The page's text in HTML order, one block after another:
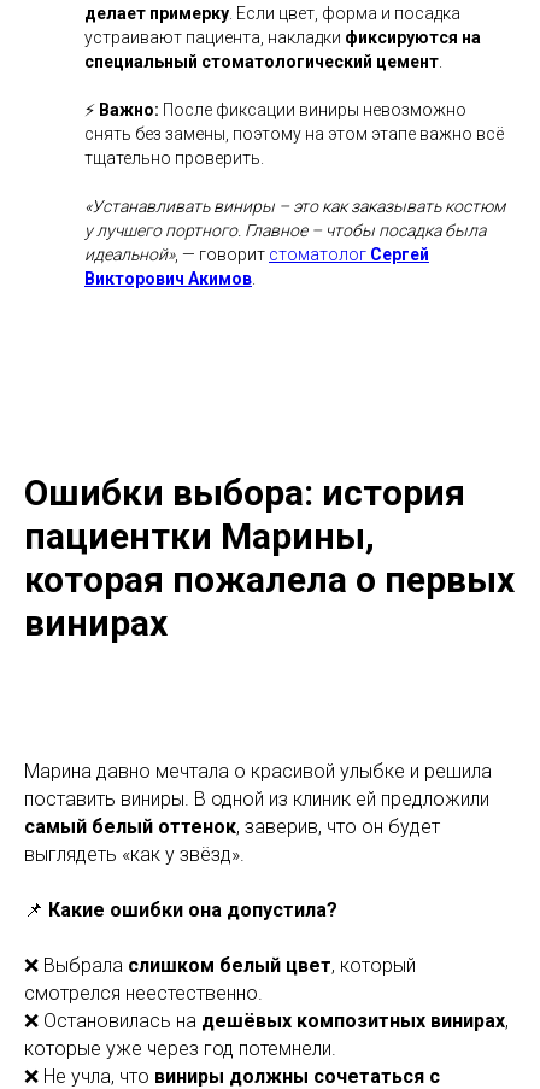
делает примерку . Если цвет, форма и посадка
устраивают пациента, накладки фиксируются на
специальный стоматологический цемент
⚡ Важно: После фиксации виниры невозможно
снять без замены, поэтому на этом этапе важно всё
тщательно проверить.
«Устанавливать виниры – это как заказывать костюм
у лучшего портного. Главное – чтобы посадка была
идеальной», — говорит стоматолог Сергей
Викторович Акимов
Ошибки выбора: история
пациентки Марины,
которая пожалела о первых
винирах
Марина давно мечтала о красивой улыбке и решила
поставить виниры. В одной из клиник ей предложили
самый белый оттенок, заверив, что он будет
выглядеть «как у звёзд».
📌 Какие ошибки она допустила?
❌ Выбрала слишком белый цвет, который
смотрелся неестественно.
❌ Остановилась на дешёвых композитных винирах,
которые уже через год потемнели.
❌ Не учла, что виниры должны сочетаться с